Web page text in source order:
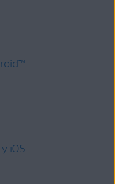
™
iOS